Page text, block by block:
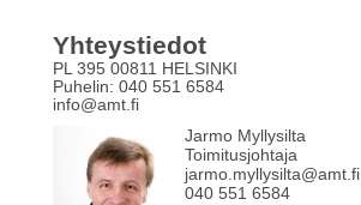
Yhteystiedot
PL 395 00811 HELSINKI
Puhelin: 040 551 6584
info@amt.fi
Jarmo Myllysilta
Toimitusjohtaja
jarmo.myllysilta@amt.fi
040 551 6584